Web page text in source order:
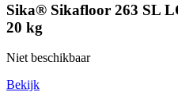
Sika® Sikafloor 263 SL
20 kg
Niet beschikbaar
Bekijk